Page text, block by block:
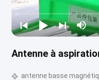
Antenne à
antenne basse